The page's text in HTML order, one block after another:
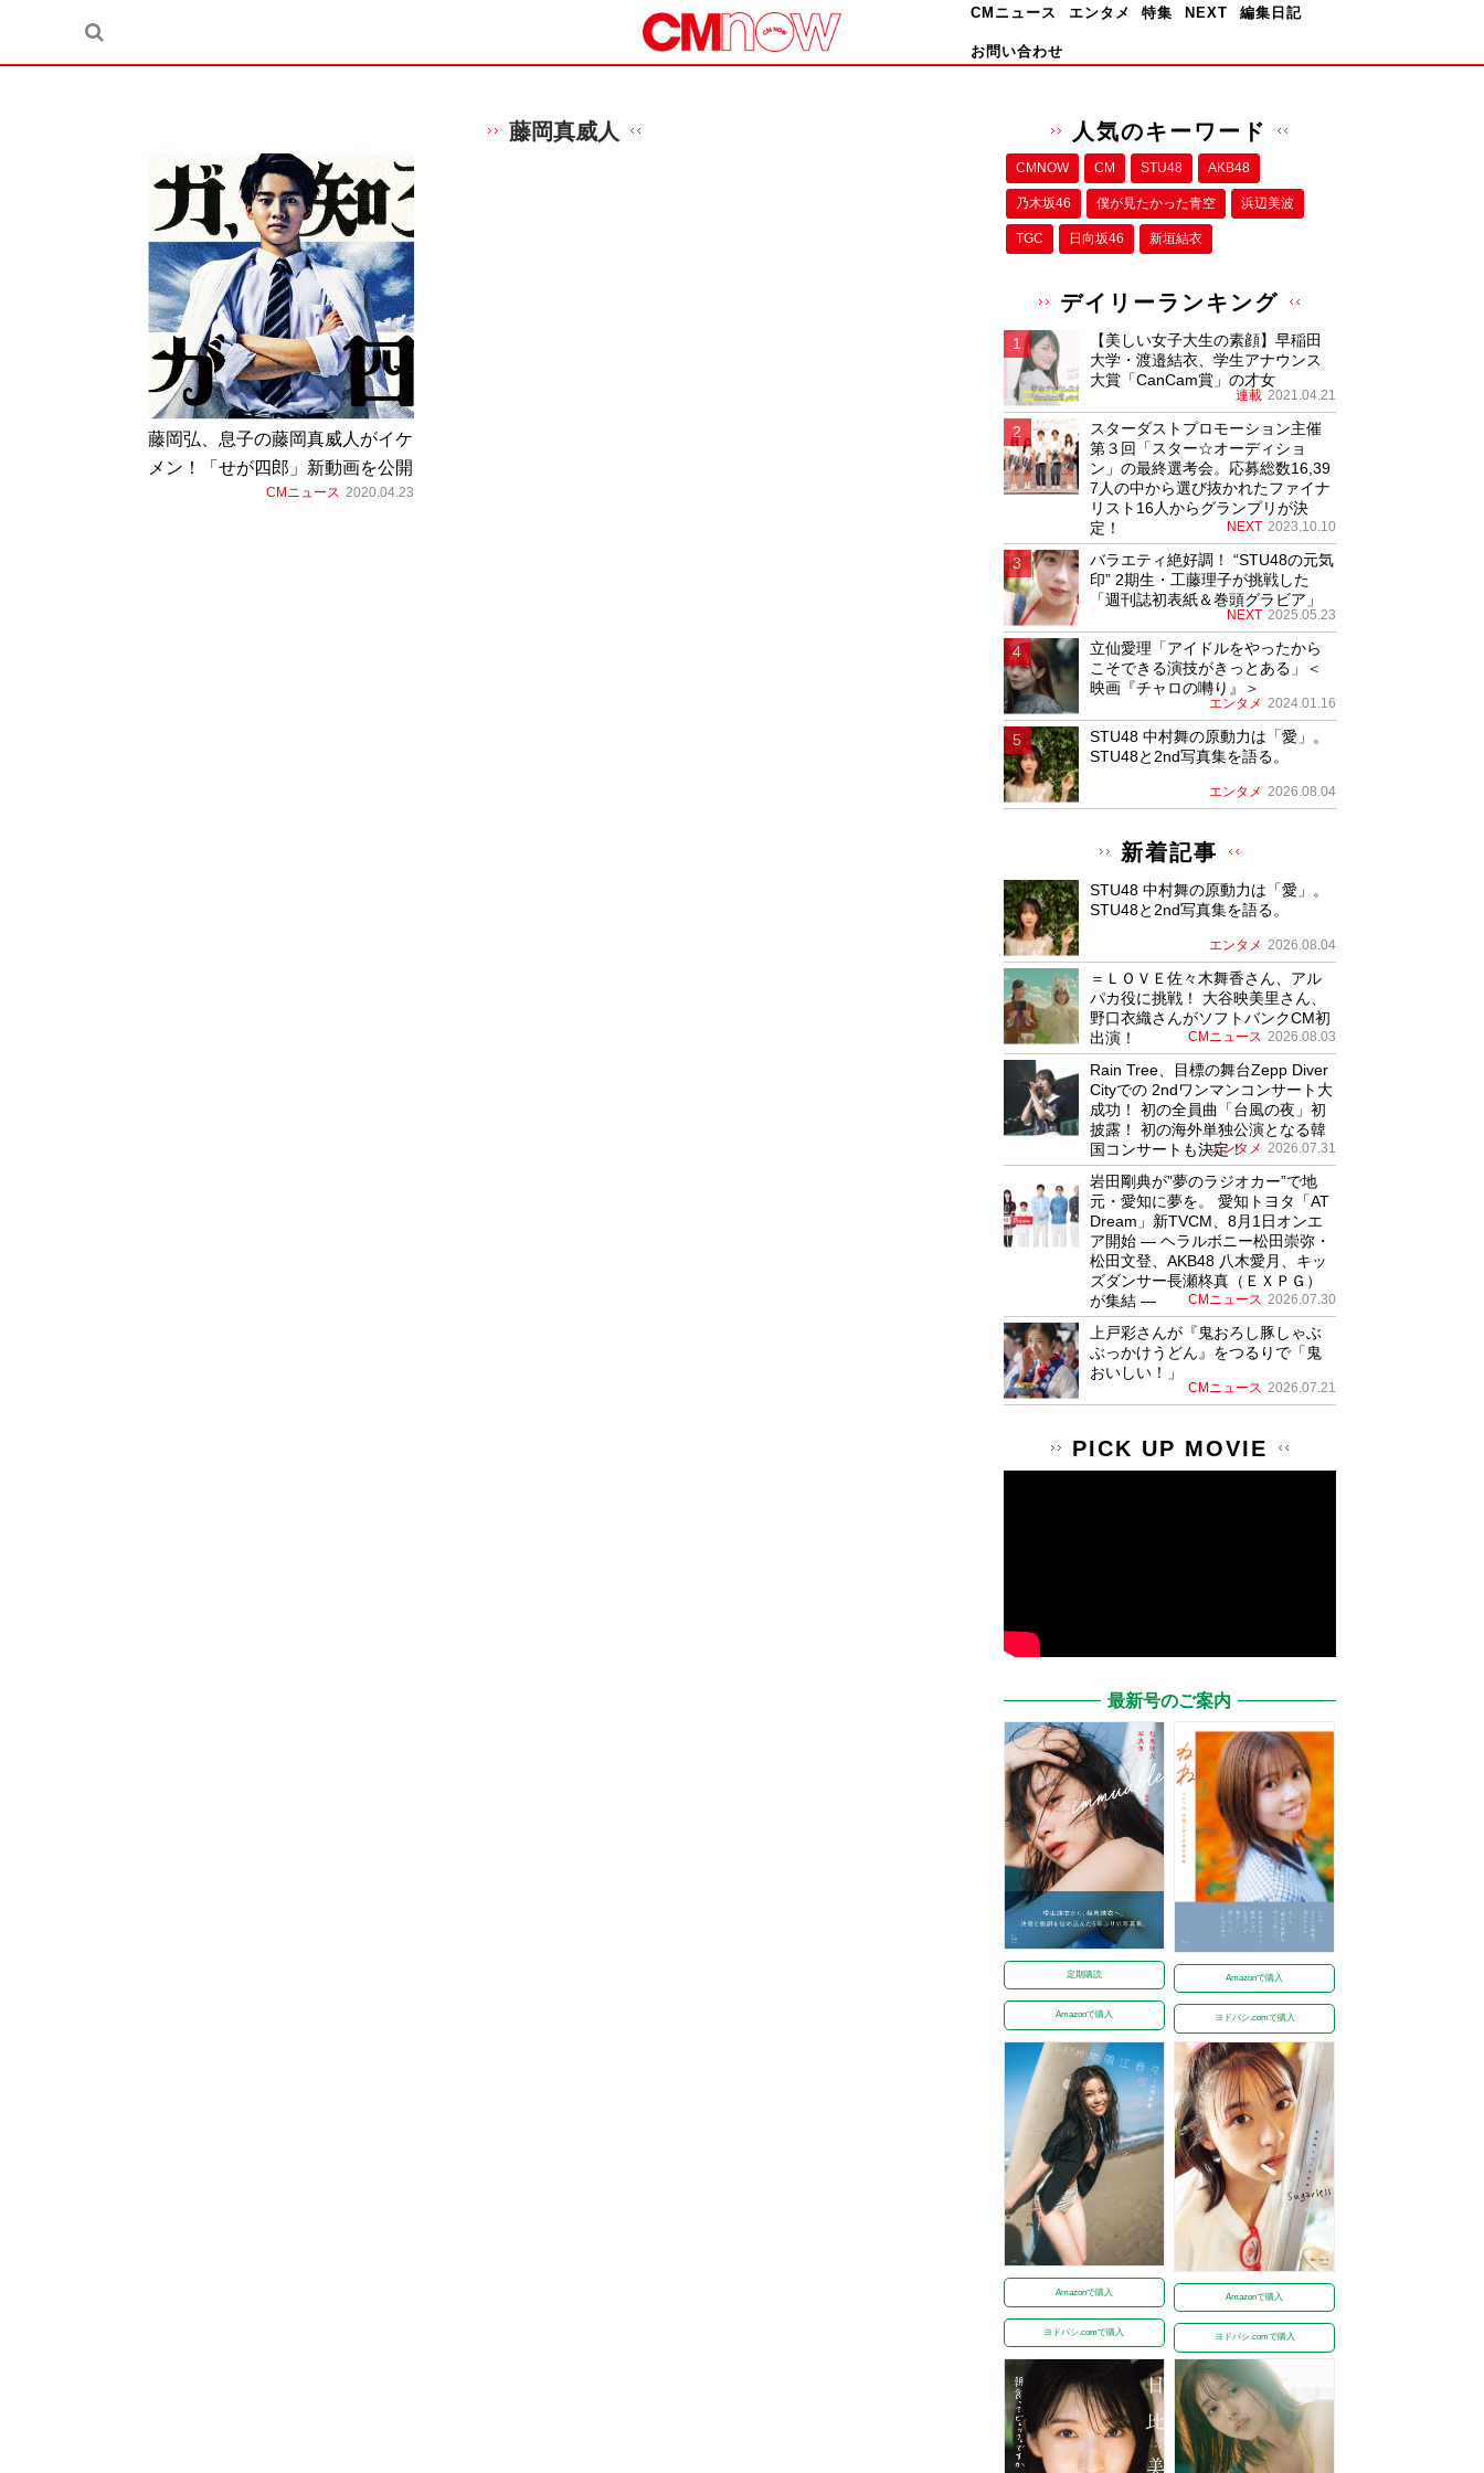
CMニュース エンタメ 特集 NEXT 編集日記
お問い合わせ
藤岡真威人
藤岡弘、息子の藤岡真威人がイケ
メン！「せが四郎」新動画を公開
CMニュース 2020.04.23
人気のキーワード
CMNOW CM STU48 AKB48
乃木坂46 僕が⾒たかった⻘空 浜辺美波
TGC 日向坂46 新垣結衣
デイリーランキング
【美しい女子大生の素顔】早稲田
大学・渡邉結衣、学生アナウンス
大賞「CanCam賞」の才女
連載 2021.04.21
スターダストプロモーション主催
第３回「スター☆オーディショ
ン」の最終選考会。応募総数16,39
7人の中から選び抜かれたファイナ
リスト16人からグランプリが決
定！
NEXT 2023.10.10
バラエティ絶好調！ “STU48の元気
印” 2期生・工藤理子が挑戦した
「週刊誌初表紙＆巻頭グラビア」
NEXT 2025.05.23
立仙愛理「アイドルをやったから
こそできる演技がきっとある」＜
映画『チャロの囀り』＞
エンタメ 2024.01.16
STU48 中村舞の原動力は「愛」。
STU48と2nd写真集を語る。
エンタメ 2026.08.04
新着記事
STU48 中村舞の原動力は「愛」。
STU48と2nd写真集を語る。
エンタメ 2026.08.04
＝ＬＯＶＥ佐々木舞香さん、アル
パカ役に挑戦！ 大谷映美里さん、
野口衣織さんがソフトバンクCM初
出演！
CMニュース 2026.08.03
Rain Tree、目標の舞台Zepp Diver
Cityでの 2ndワンマンコンサート大
成功！ 初の全員曲「台風の夜」初
披露！ 初の海外単独公演となる韓
国コンサートも決定！
エンタメ 2026.07.31
岩田剛典が”夢のラジオカー”で地
元・愛知に夢を。 愛知トヨタ「AT
Dream」新TVCM、8月1日オンエ
ア開始 ― ヘラルボニー松田崇弥・
松田文登、AKB48 八木愛月、キッ
ズダンサー長瀬柊真（ＥＸＰＧ）
が集結 ―
CMニュース 2026.07.30
上戸彩さんが『鬼おろし豚しゃぶ
ぶっかけうどん』をつるりで「鬼
おいしい！」
CMニュース 2026.07.21
PICK UP MOVIE
最新号のご案内
定期購読
Amazonで購入
Amazonで購入
ヨドバシ.comで購入
Amazonで購入
ヨドバシ.comで購入
Amazonで購入
ヨドバシ.comで購入